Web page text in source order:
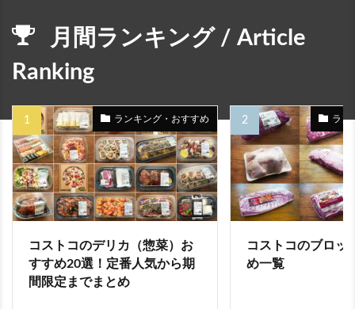
月間ランキング / Article
Ranking
ランキング・おすすめ
コストコのデリカ（惣菜）お
すすめ20選！定番人気から期
間限定までまとめ
ラン
コストコのブロッ
め一覧